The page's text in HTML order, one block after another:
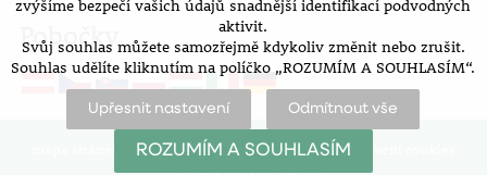
Pobočky
prohlášení o přístupnosti |
nastavení cookies
Vytvořilo SOFICO-CZ, a.s.
zvýšíme bezpečí vašich údajů snadnější identifikací podvodných
aktivit.
Svůj souhlas můžete samozřejmě kdykoliv změnit nebo zrušit.
Souhlas udělíte kliknutím na políčko „ROZUMÍM A SOUHLASÍM“.
Upřesnit nastavení Odmítnout vše
ROZUMÍM A SOUHLASÍM